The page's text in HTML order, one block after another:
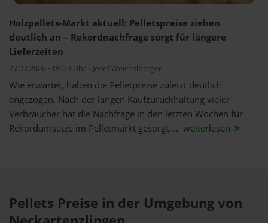
Holzpellets-Markt aktuell: Pelletspreise ziehen
deutlich an – Rekordnachfrage sorgt für längere
Lieferzeiten
27.07.2026 • 09:23 Uhr • Josef Weichslberger
Wie erwartet, haben die Pelletpreise zuletzt deutlich
angezogen. Nach der langen Kaufzurückhaltung vieler
Verbraucher hat die Nachfrage in den letzten Wochen für
Rekordumsätze im Pelletmarkt gesorgt.... weiterlesen
Pellets Preise in der Umgebung von